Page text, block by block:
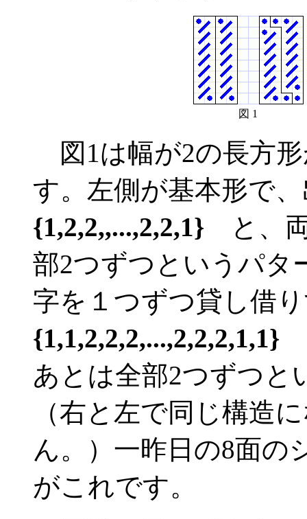
図 1
図1は幅が2の長方
す。左側が基本形で
{1,2,2,,...,2,2,1} と、
部2つずつというパタ
字を１つずつ貸し借
{1,1,2,2,2,...,2,2,2,1,1}
あとは全部2つずつと
（右と左で同じ構造
ん。）一昨日の8面の
がこれです。